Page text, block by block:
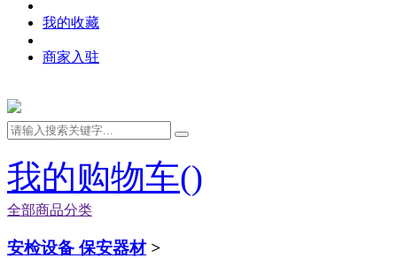
我的收藏
商家入驻
我的购物车()
全部商品分类
安检设备 保安器材 >